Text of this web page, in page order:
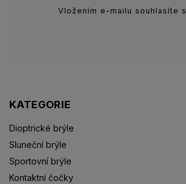
KATEGORIE
Dioptrické brýle
Sluneční brýle
Sportovní brýle
Kontaktní čočky
Vložením e-mailu souhlasíte s